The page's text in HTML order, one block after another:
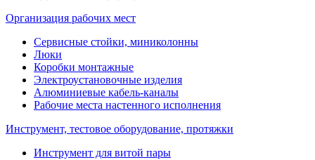
Организация рабочих мест
Сервисные стойки, миниколонны
Люки
Коробки монтажные
Электроустановочные изделия
Алюминиевые кабель-каналы
Рабочие места настенного исполнения
Инструмент, тестовое оборудование, протяжки
Инструмент для витой пары